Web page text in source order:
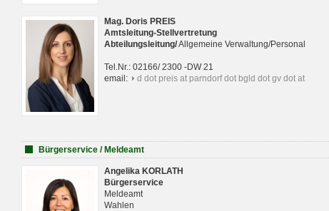
Mag. Doris PREIS
Amtsleitung-Stellvertretung
Abteilungsleitung/Allgemeine Verwaltung/Personal
Tel.Nr.: 02166/ 2300 -DW 21
email:
d dot preis at parndorf dot bgld dot gv dot at
Bürgerservice / Meldeamt
Angelika KORLATH
Bürgerservice
Meldeamt
Wahlen